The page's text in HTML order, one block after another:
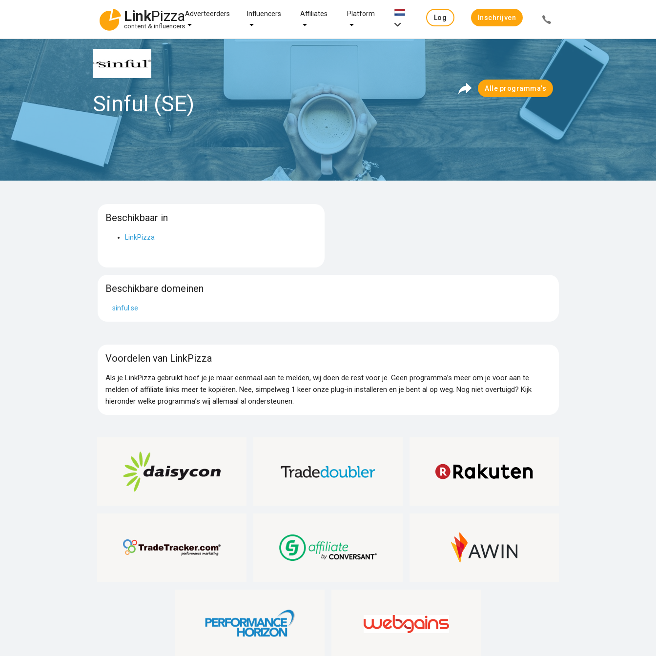
LinkPizza
content & influencers
Adverteerders Influencers Affiliates Platform
Log
Inschrijven
Sinful (SE)
Alle programma’s
Beschikbaar in
LinkPizza
Beschikbare domeinen
sinful.se
Voordelen van LinkPizza
Als je LinkPizza gebruikt hoef je je maar eenmaal aan te melden, wij doen de rest voor je. Geen programma’s meer om je voor aan te
melden of affiliate links meer te kopiëren. Nee, simpelweg 1 keer onze plug-in installeren en je bent al op weg. Nog niet overtuigd? Kijk
hieronder welke programma’s wij allemaal al ondersteunen.